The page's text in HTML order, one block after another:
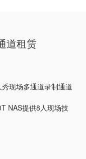
道租赁
现场多通道录制通道
NAS提供8人现场技